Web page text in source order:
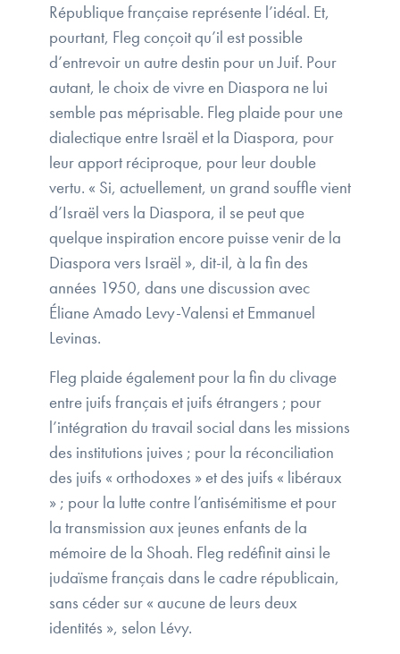
République française représente l’idéal. Et,
pourtant, Fleg conçoit qu’il est possible
d’entrevoir un autre destin pour un Juif. Pour
autant, le choix de vivre en Diaspora ne lui
semble pas méprisable. Fleg plaide pour une
dialectique entre Israël et la Diaspora, pour
leur apport réciproque, pour leur double
vertu. « Si, actuellement, un grand souffle vient
d’Israël vers la Diaspora, il se peut que
quelque inspiration encore puisse venir de la
Diaspora vers Israël », dit-il, à la fin des
années 1950, dans une discussion avec
Éliane Amado Levy-Valensi et Emmanuel
Levinas.
Fleg plaide également pour la fin du clivage
entre juifs français et juifs étrangers ; pour
l’intégration du travail social dans les missions
des institutions juives ; pour la réconciliation
des juifs « orthodoxes » et des juifs « libéraux
» ; pour la lutte contre l’antisémitisme et pour
la transmission aux jeunes enfants de la
mémoire de la Shoah. Fleg redéfinit ainsi le
judaïsme français dans le cadre républicain,
sans céder sur « aucune de leurs deux
identités », selon Lévy.